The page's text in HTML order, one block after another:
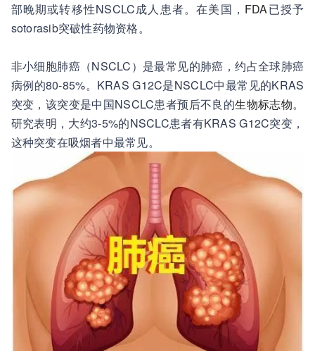
部晚期或转移性NSCLC成人患者。在美国， FDA已授予
sotorasib突破性药物资格。
非小细胞肺癌（NSCLC）是最常见的肺癌，约占全球肺癌
病例的80-85%。KRAS G12C是NSCLC中最常见的KRAS
突变，该突变是中国NSCLC患者预后不良的生物标志物。
研究表明，大约3-5%的NSCLC患者有KRAS G12C突变，
这种突变在吸烟者中最常见。